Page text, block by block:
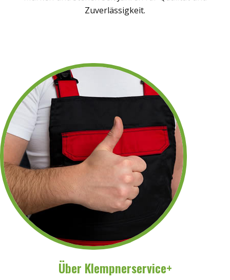
Zuverlässigkeit.
Über Klempnerservice+